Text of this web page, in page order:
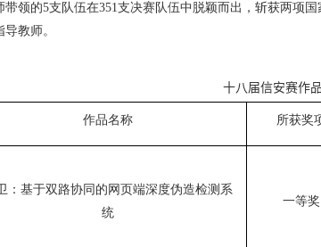
带领的5支队伍在351支决赛队伍中脱颖而出，斩获两项
教师。
十八届信安赛作
作品名称 所获奖
：基于双路协同的网页端深度伪造检测系
统
一等奖